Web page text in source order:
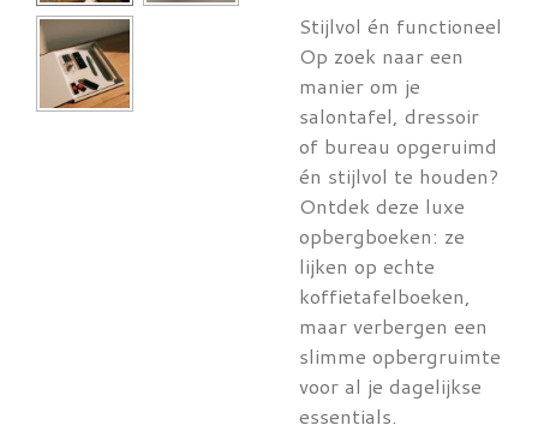
Stijlvol én functioneel
Op zoek naar een
manier om je
salontafel, dressoir
of bureau opgeruimd
én stijlvol te houden?
Ontdek deze luxe
opbergboeken: ze
lijken op echte
koffietafelboeken,
maar verbergen een
slimme opbergruimte
voor al je dagelijkse
essentials.